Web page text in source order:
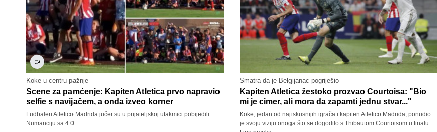
Koke u centru pažnje
Scene za pamćenje: Kapiten Atletica prvo napravio
selfie s navijačem, a onda izveo korner
Fudbaleri Atletico Madrida jučer su u prijateljskoj utakmici pobijedili
Numanciju sa 4:0.
Smatra da je Belgijanac pogriješio
Kapiten Atletica žestoko prozvao Courtoisa: "Bio
mi je cimer, ali mora da zapamti jednu stvar..."
Koke, jedan od najiskusnijih igrača i kapiten Atletico Madrida, ponudio
je svoju viziju onoga što se dogodilo s Thibautom Courtoisom u finalu